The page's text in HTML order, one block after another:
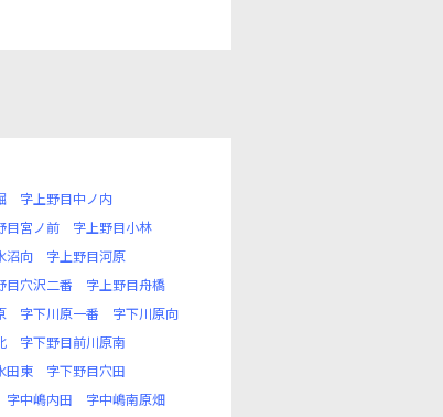
字上野目中ノ内
目宮ノ前
字上野目小林
沼向
字上野目河原
目穴沢二番
字上野目舟橋
字下川原一番
字下川原向
字下野目前川原南
田東
字下野目穴田
字中嶋内田
字中嶋南原畑